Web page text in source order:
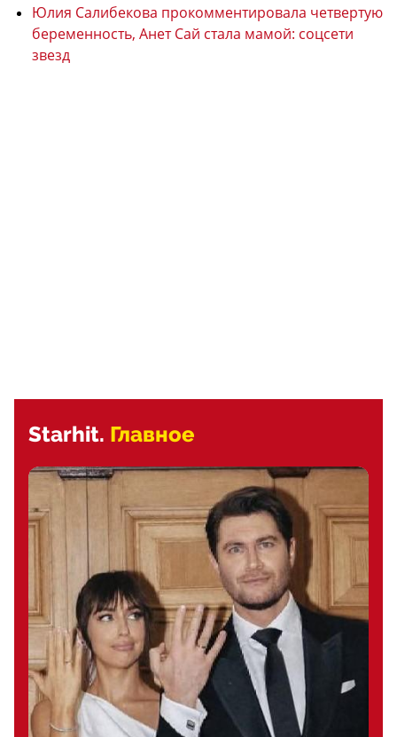
Юлия Салибекова прокомментировала четвертую
беременность, Анет Сай стала мамой: соцсети
звезд
Starhit. Главное